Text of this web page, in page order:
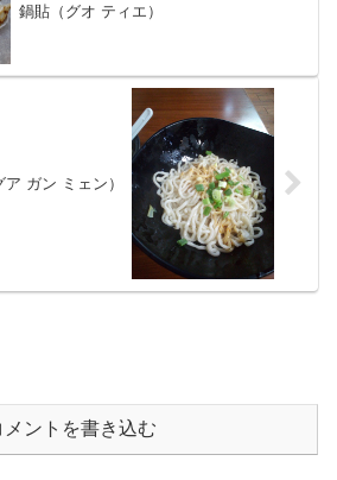
鍋貼（グオ ティエ）
ガン ミェン）
メントを書き込む